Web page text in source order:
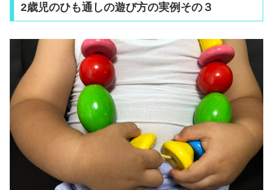
2歳児のひも通しの遊び方の実例その３